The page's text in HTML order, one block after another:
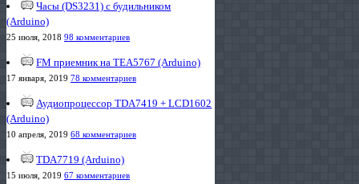
Часы (DS3231) с будильником
(Arduino)
25 июля, 2018 98 комментариев
FM приемник на TEA5767 (Arduino)
17 января, 2019 78 комментариев
Аудиопроцессор TDA7419 + LCD1602
(Arduino)
10 апреля, 2019 68 комментариев
TDA7719 (Arduino)
15 июля, 2019 67 комментариев